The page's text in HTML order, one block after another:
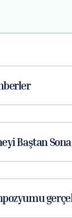
Baştan